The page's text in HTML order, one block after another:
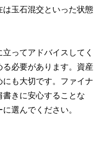
玉石混交といった状態
ってアドバイスしてく
必要があります。資産
も大切です。ファイナ
書きに安心することな
選んでください。